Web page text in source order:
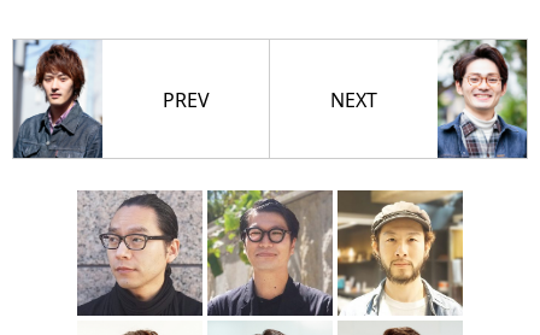
PREV NEXT